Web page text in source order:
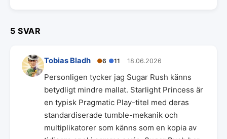
5 SVAR
Tobias Bladh ●6 ●11 18.06.2026
Personligen tycker jag Sugar Rush känns
betydligt mindre mallat. Starlight Princess är
en typisk Pragmatic Play-titel med deras
standardiserade tumble-mekanik och
multiplikatorer som känns som en kopia av